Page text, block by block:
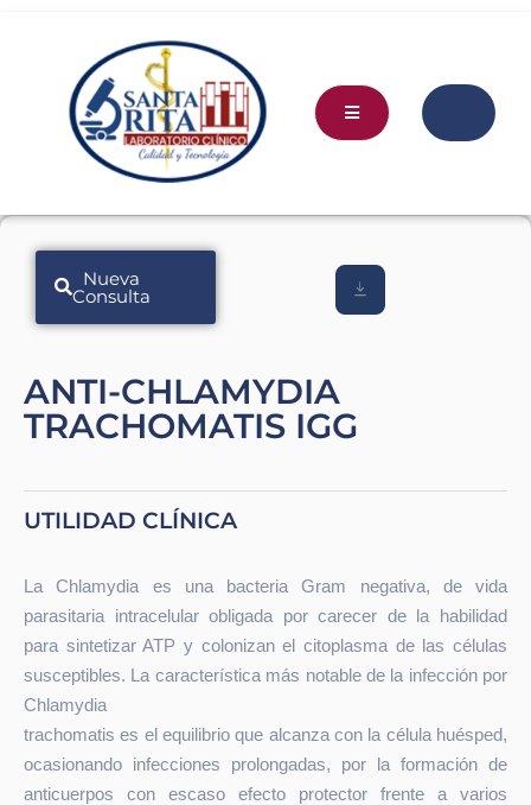
Nueva
Consulta
ANTI-CHLAMYDIA
TRACHOMATIS IGG
UTILIDAD CLÍNICA
La Chlamydia es una bacteria Gram negativa, de vida
parasitaria intracelular obligada por carecer de la habilidad
para sintetizar ATP y colonizan el citoplasma de las células
susceptibles. La característica más notable de la infección por
Chlamydia
trachomatis es el equilibrio que alcanza con la célula huésped,
ocasionando infecciones prolongadas, por la formación de
anticuerpos con escaso efecto protector frente a varios